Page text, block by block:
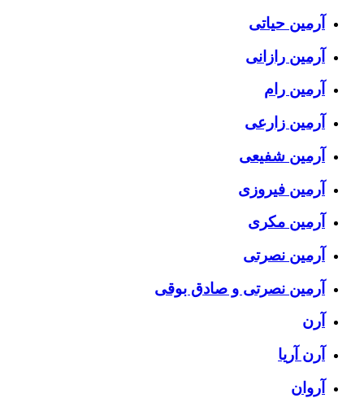
آرمین حیاتی
آرمین رازانی
آرمین رام
آرمین زارعی
آرمین شفیعی
آرمین فیروزی
آرمین مکری
آرمین نصرتی
آرمین نصرتی و صادق بوقی
آرن
آرن آریا
آروان